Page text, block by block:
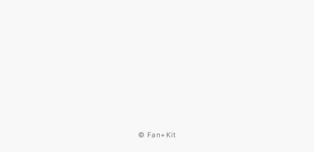
© Fan+Kit